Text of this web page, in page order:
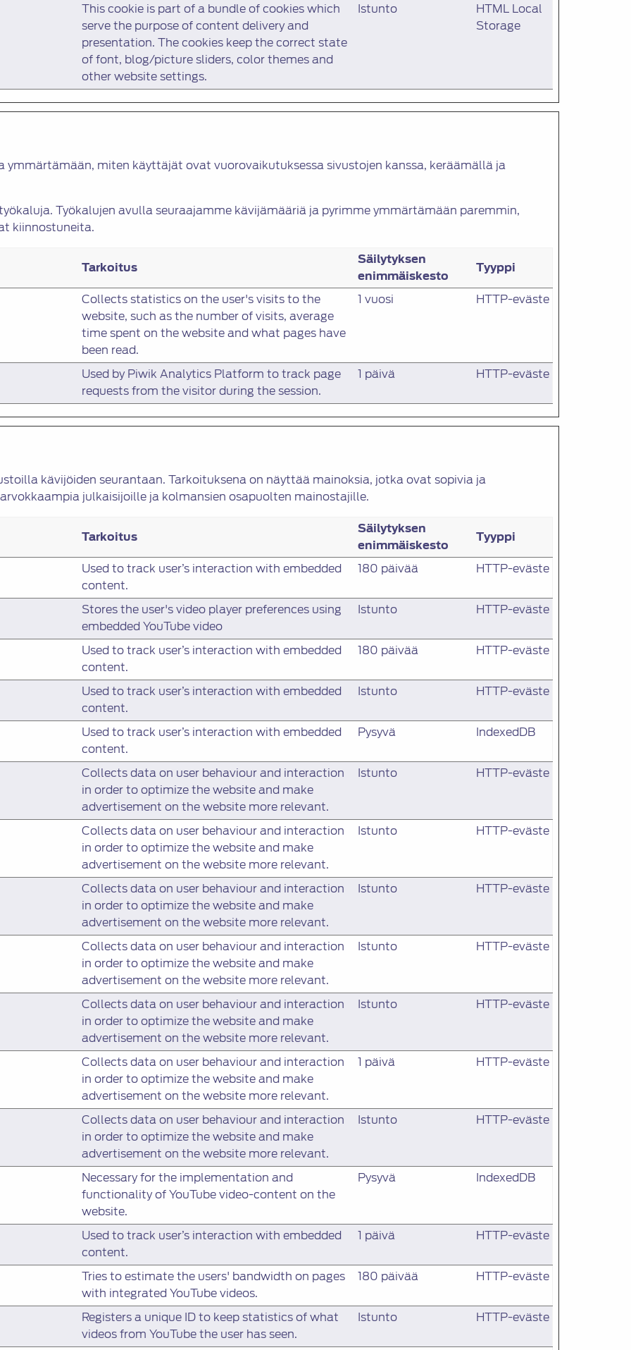
This cookie is part of a bundle of cookies which
serve the purpose of content delivery and
presentation. The cookies keep the correct state
of font, blog/picture sliders, color themes and
other website settings.
Istunto
HTML Local
Storage
miten käyttäjät ovat vuorovaikutuksessa sivustojen kanssa, keräämällä ja
Työkalujen avulla seuraajamme kävijämääriä ja pyrimme ymmärtämään paremmin,
kiinnostuneita.
Tarkoitus
Säilytyksen
enimmäiskesto
Tyyppi
Collects statistics on the user's visits to the
website, such as the number of visits, average
time spent on the website and what pages have
been read.
1 vuosi HTTP-eväste
Used by Piwik Analytics Platform to track page
requests from the visitor during the session.
1 päivä HTTP-eväste
kävijöiden seurantaan. Tarkoituksena on näyttää mainoksia, jotka ovat sopivia ja
julkaisijoille ja kolmansien osapuolten mainostajille.
Tarkoitus
Säilytyksen
enimmäiskesto
Tyyppi
Used to track user’s interaction with embedded
content.
180 päivää HTTP-eväste
Stores the user's video player preferences using
embedded YouTube video
Istunto HTTP-eväste
Used to track user’s interaction with embedded
content.
180 päivää HTTP-eväste
Used to track user’s interaction with embedded
content.
Istunto HTTP-eväste
Used to track user’s interaction with embedded
content.
Pysyvä IndexedDB
Collects data on user behaviour and interaction
in order to optimize the website and make
advertisement on the website more relevant.
Istunto HTTP-eväste
Collects data on user behaviour and interaction
in order to optimize the website and make
advertisement on the website more relevant.
Istunto HTTP-eväste
Collects data on user behaviour and interaction
in order to optimize the website and make
advertisement on the website more relevant.
Istunto HTTP-eväste
Collects data on user behaviour and interaction
in order to optimize the website and make
advertisement on the website more relevant.
Istunto HTTP-eväste
Collects data on user behaviour and interaction
in order to optimize the website and make
advertisement on the website more relevant.
Istunto HTTP-eväste
Collects data on user behaviour and interaction
in order to optimize the website and make
advertisement on the website more relevant.
1 päivä HTTP-eväste
Collects data on user behaviour and interaction
in order to optimize the website and make
advertisement on the website more relevant.
Istunto HTTP-eväste
Necessary for the implementation and
functionality of YouTube video-content on the
website.
Pysyvä IndexedDB
Used to track user’s interaction with embedded
content.
1 päivä HTTP-eväste
Tries to estimate the users' bandwidth on pages
with integrated YouTube videos.
180 päivää HTTP-eväste
Registers a unique ID to keep statistics of what
videos from YouTube the user has seen.
Istunto HTTP-eväste